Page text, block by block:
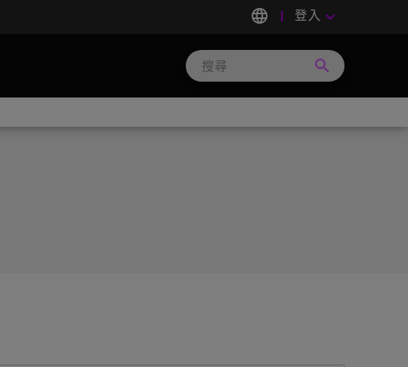
language 登入 keyboard_arrow_down
search